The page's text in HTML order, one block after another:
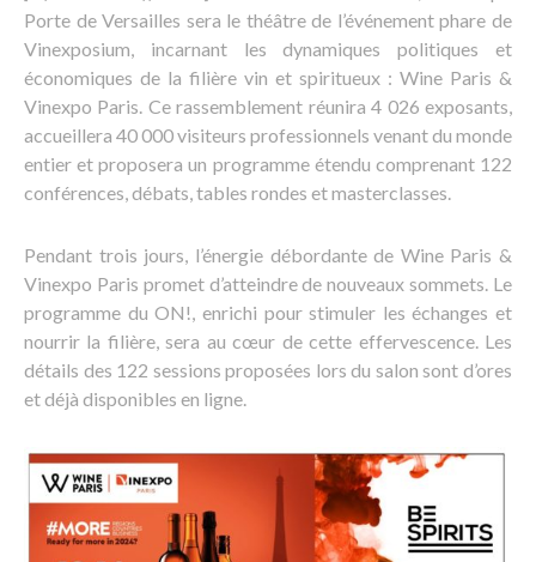
Porte de Versailles sera le théâtre de l’événement phare de
Vinexposium, incarnant les dynamiques politiques et
économiques de la filière vin et spiritueux : Wine Paris &
Vinexpo Paris. Ce rassemblement réunira 4 026 exposants,
accueillera 40 000 visiteurs professionnels venant du monde
entier et proposera un programme étendu comprenant 122
conférences, débats, tables rondes et masterclasses.
Pendant trois jours, l’énergie débordante de Wine Paris &
Vinexpo Paris promet d’atteindre de nouveaux sommets. Le
programme du ON!, enrichi pour stimuler les échanges et
nourrir la filière, sera au cœur de cette effervescence. Les
détails des 122 sessions proposées lors du salon sont d’ores
et déjà disponibles en ligne.